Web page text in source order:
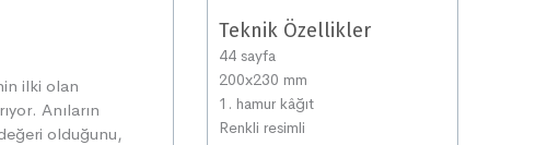
ilki olan
Anıların
olduğunu,
Teknik Özellikler
44 sayfa
200x230 mm
1. hamur kâğıt
Renkli resimli